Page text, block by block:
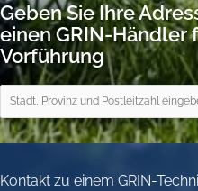
Geben Sie Ihre
einen GRIN-Händler
Vorführung
Kontakt zu einem GRIN-